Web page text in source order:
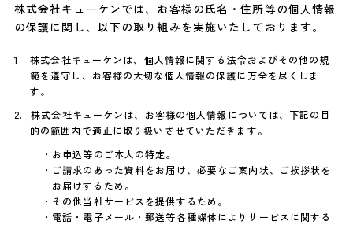
株式会社キューケンでは、お客様の氏名・住所等の個人情報
の保護に関し、以下の取り組みを実施いたしております。
株式会社キューケンは、個人情報に関する法令およびその他の規
範を遵守し、お客様の大切な個人情報の保護に万全を尽くしま
す。
株式会社キューケンは、お客様の個人情報については、下記の目
的の範囲内で適正に取り扱いさせていただきます。
・お申込等のご本人の特定。
・ご請求のあった資料をお届け、必要なご案内状、ご挨拶状を
お届けするため。
・その他当社サービスを提供するため。
・電話・電子メール・郵送等各種媒体によりサービスに関する